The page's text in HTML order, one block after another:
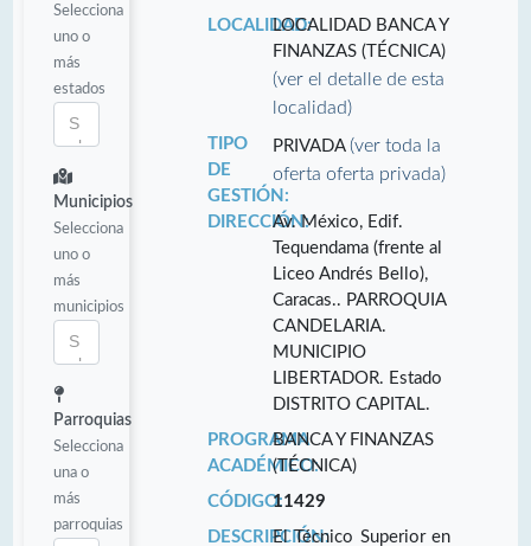
Selecciona
uno o
más
estados
Municipios
Selecciona
uno o
más
municipios
Parroquias
Selecciona
una o
más
parroquias
LOCALIDAD:LOCALIDAD BANCA Y
FINANZAS (TÉCNICA)
(ver el detalle de esta
localidad)
TIPO
DE
GESTIÓN:
PRIVADA(ver toda la
oferta oferta privada)
DIRECCIÓN:Av. México, Edif.
Tequendama (frente al
Liceo Andrés Bello),
Caracas.. PARROQUIA
CANDELARIA.
MUNICIPIO
LIBERTADOR. Estado
DISTRITO CAPITAL.
PROGRAMA
ACADÉMICO:
BANCA Y FINANZAS
(TÉCNICA)
CÓDIGO:11429
DESCRIPCIÓN:El Técnico Superior en